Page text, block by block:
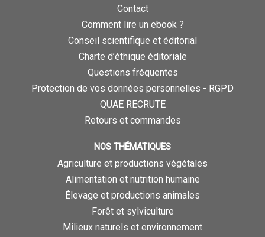
Contact
Comment lire un ebook ?
Conseil scientifique et éditorial
Charte d’éthique éditoriale
Questions fréquentes
Protection de vos données personnelles - RGPD
QUAE RECRUTE
Retours et commandes
NOS THÉMATIQUES
Agriculture et productions végétales
Alimentation et nutrition humaine
Élevage et productions animales
Forêt et sylviculture
Milieux naturels et environnement